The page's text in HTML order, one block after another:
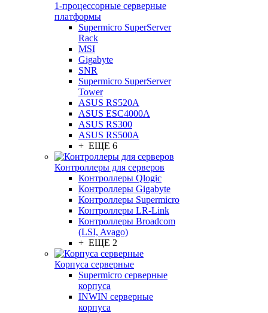
1-процессорные серверные
платформы
Supermicro SuperServer
Rack
MSI
Gigabyte
SNR
Supermicro SuperServer
Tower
ASUS RS520A
ASUS ESC4000A
ASUS RS300
ASUS RS500A
+ ЕЩЕ 6
Контроллеры для серверов
Контроллеры Qlogic
Контроллеры Gigabyte
Контроллеры Supermicro
Контроллеры LR-Link
Контроллеры Broadcom
(LSI, Avago)
+ ЕЩЕ 2
Корпуса серверные
Supermicro серверные
корпуса
INWIN серверные
корпуса